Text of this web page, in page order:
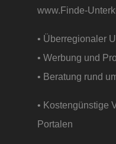
www.Finde-
• Überregionaler
• Werbung und
• Beratung rund
• Kostengünstige
Portalen